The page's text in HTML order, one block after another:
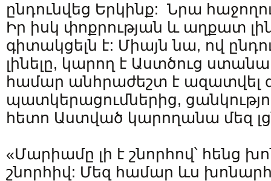
ընդունվեց Երկինք: Նրա
Իր իսկ փոքրության և աղքատ
գիտակցելն է: Միայն նա, ով
լինելը, կարող է Աստծուց
համար անհրաժեշտ է ազատվել
պատկերացումներից,
հետո Աստված կարողանա մեզ
«Մարիամը լի է շնորհով՝ հենց
շնորհիվ: Մեզ համար ևս